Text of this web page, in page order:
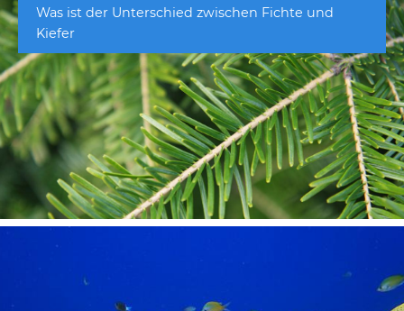
Was ist der Unterschied zwischen Fichte und
Kiefer